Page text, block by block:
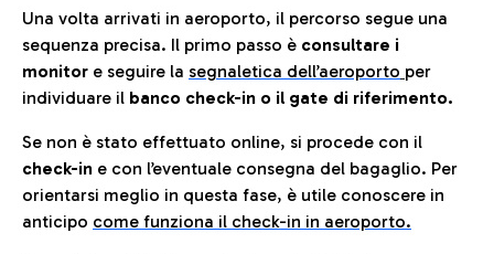
Una volta arrivati in aeroporto, il percorso segue una
sequenza precisa. Il primo passo è consultare i
monitor e seguire la segnaletica dell’aeroporto per
individuare il banco check-in o il gate di riferimento.
Se non è stato effettuato online, si procede con il
check-in e con l’eventuale consegna del bagaglio. Per
orientarsi meglio in questa fase, è utile conoscere in
anticipo come funziona il check-in in aeroporto.